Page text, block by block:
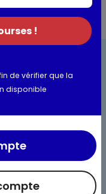
!
de vérifier que la
disponible